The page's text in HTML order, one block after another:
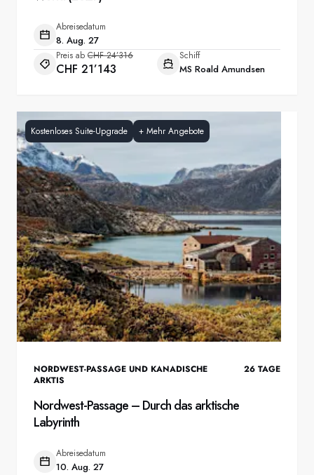
Abreisedatum
8. Aug. 27
Preis ab CHF 24’316
CHF 21’143
Schiff
MS Roald Amundsen
Kostenloses Suite-Upgrade + Mehr Angebote
NORDWEST-PASSAGE UND KANADISCHE
ARKTIS
26 TAGE
Nordwest-Passage – Durch das arktische
Labyrinth
Abreisedatum
10. Aug. 27